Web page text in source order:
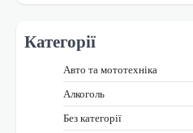
Категорії
Авто та мототехніка
Алкоголь
Без категорії